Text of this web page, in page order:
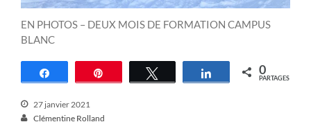
EN PHOTOS – DEUX MOIS DE FORMATION CAMPUS
BLANC
Partagez Tweetez Partagez 0
PARTAGES
27 janvier 2021
Clémentine Rolland